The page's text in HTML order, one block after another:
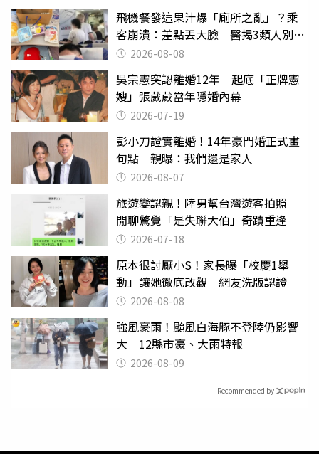
飛機餐發這果汁爆「廁所之亂」？乘
客崩潰：差點丟大臉 醫揭3類人別亂
喝 2026-08-08
吳宗憲突認離婚12年 起底「正牌憲
嫂」張葳葳當年隱婚內幕
2026-07-19
彭小刀證實離婚！14年豪門婚正式畫
句點 親曝：我們還是家人
2026-08-07
旅遊變認親！陸男幫台灣遊客拍照
閒聊驚覺「是失聯大伯」奇蹟重逢
2026-07-18
原本很討厭小S！家長曝「校慶1舉
動」讓她徹底改觀 網友洗版認證
2026-08-08
強風豪雨！颱風白海豚不登陸仍影響
大 12縣市豪、大雨特報
2026-08-09
Recommended by